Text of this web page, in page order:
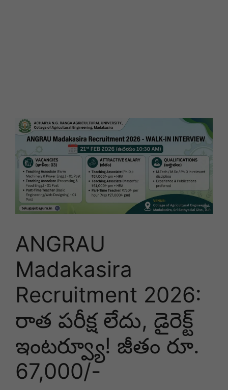
ANGRAU
Madakasira
Recruitment 2026:
రాత పరీక్ష లేదు, డైరెక్ట్
ఇంటర్వ్యూ! జీతం రూ.
67,000/-